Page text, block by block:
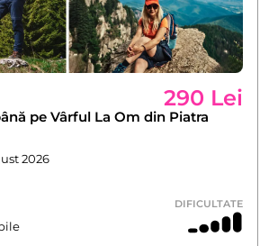
290 Lei
pe Vârful La Om din Piatra
2026
DIFICULTATE